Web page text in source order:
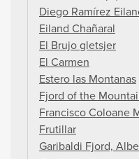
Diego Ramírez
Eiland Chañaral
El Brujo gletsjer
El Carmen
Estero las Montanas
Fjord of the
Francisco Coloane
Frutillar
Garibaldi Fjord,